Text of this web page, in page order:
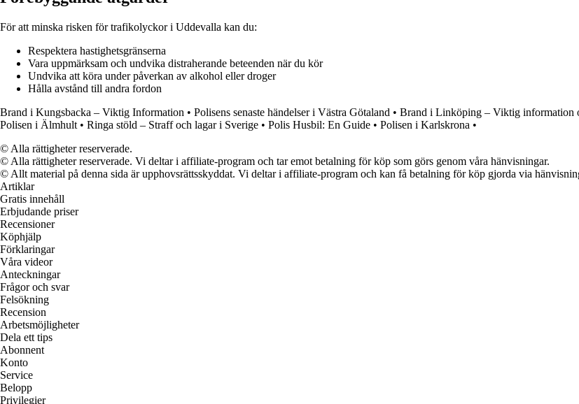
För att minska risken för trafikolyckor i Uddevalla kan du:
Respektera hastighetsgränserna
Vara uppmärksam och undvika distraherande beteenden när du kör
Undvika att köra under påverkan av alkohol eller droger
Hålla avstånd till andra fordon
Brand i Kungsbacka – Viktig Information • Polisens senaste händelser i Västra Götaland • Brand i Linköping – Viktig information
Polisen i Älmhult • Ringa stöld – Straff och lagar i Sverige • Polis Husbil: En Guide • Polisen i Karlskrona •
© Alla rättigheter reserverade.
© Alla rättigheter reserverade. Vi deltar i affiliate-program och tar emot betalning för köp som görs genom våra hänvisningar.
© Allt material på denna sida är upphovsrättsskyddat. Vi deltar i affiliate-program och kan få betalning för köp gjorda via
Artiklar
Gratis innehåll
Erbjudande priser
Recensioner
Köphjälp
Förklaringar
Våra videor
Anteckningar
Frågor och svar
Felsökning
Recension
Arbetsmöjligheter
Dela ett tips
Abonnent
Konto
Service
Belopp
Privilegier